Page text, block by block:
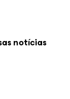
notícias